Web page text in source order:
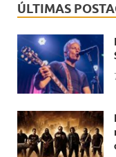
ÚLTIMAS